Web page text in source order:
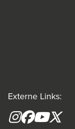
Externe Links:
Instagram
Facebook
YouTube